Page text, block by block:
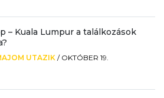
– Kuala Lumpur a találkozások
UTAZIK / OKTÓBER 19.